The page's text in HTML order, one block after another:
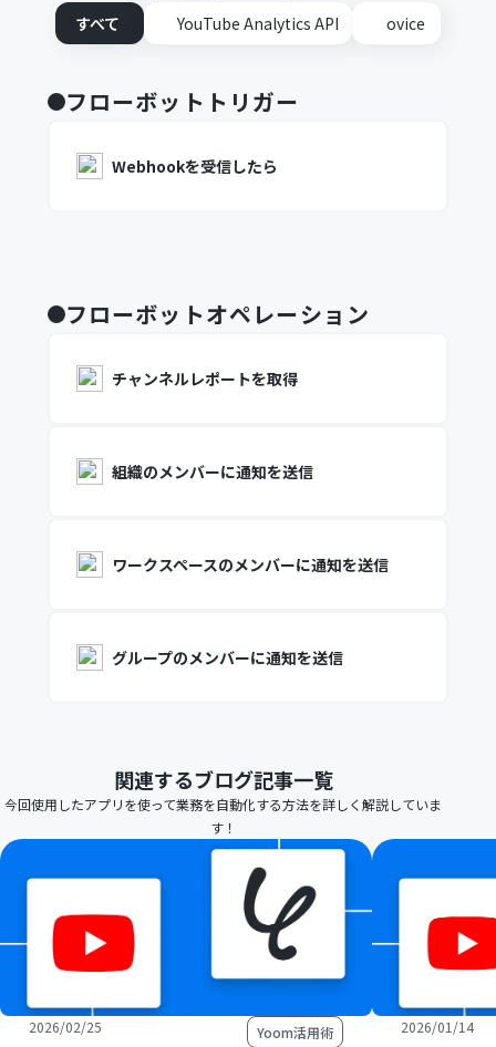
すべて
YouTube Analytics API ovice
フローボットトリガー
Webhookを受信したら
フローボットオペレーション
チャンネルレポートを取得
組織のメンバーに通知を送信
ワークスペースのメンバーに通知を送信
グループのメンバーに通知を送信
関連するブログ記事一覧
今回使用したアプリを使って業務を自動化する方法を詳しく解説していま
す！
2026/02/25 Yoom活用術 2026/01/14